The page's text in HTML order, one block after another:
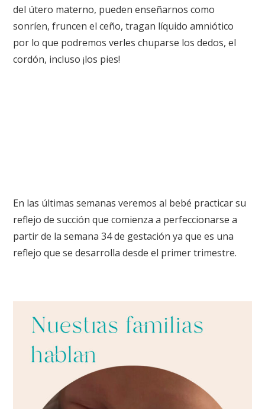
del útero materno, pueden enseñarnos como
sonríen, fruncen el ceño, tragan líquido amniótico
por lo que podremos verles chuparse los dedos, el
cordón, incluso ¡los pies!
En las últimas semanas veremos al bebé practicar su
reflejo de succión que comienza a perfeccionarse a
partir de la semana 34 de gestación ya que es una
reflejo que se desarrolla desde el primer trimestre.